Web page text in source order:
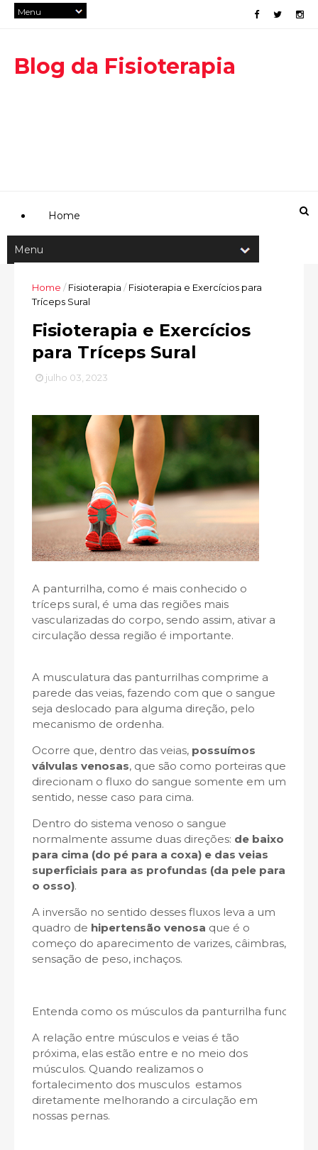
Blog da Fisioterapia
Home
Home /Fisioterapia / Fisioterapia e Exercícios para
Tríceps Sural
Fisioterapia e Exercícios
para Tríceps Sural
julho 03, 2023
A panturrilha, como é mais conhecido o
tríceps sural, é uma das regiões mais
vascularizadas do corpo, sendo assim, ativar a
circulação dessa região é importante.
A musculatura das panturrilhas comprime a
parede das veias, fazendo com que o sangue
seja deslocado para alguma direção, pelo
mecanismo de ordenha.
Ocorre que, dentro das veias, possuímos
válvulas venosas, que são como porteiras que
direcionam o fluxo do sangue somente em um
sentido, nesse caso para cima.
Dentro do sistema venoso o sangue
normalmente assume duas direções: de baixo
para cima (do pé para a coxa) e das veias
superficiais para as profundas (da pele para
o osso).
A inversão no sentido desses fluxos leva a um
quadro de hipertensão venosa que é o
começo do aparecimento de varizes, câimbras,
sensação de peso, inchaços.
Entenda como os músculos da panturrilha
A relação entre músculos e veias é tão
próxima, elas estão entre e no meio dos
músculos. Quando realizamos o
fortalecimento dos musculos estamos
diretamente melhorando a circulação em
nossas pernas.